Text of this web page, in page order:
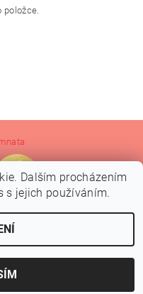
položce.
práva vyhrazena
Dalším procházením
s jejich používáním.